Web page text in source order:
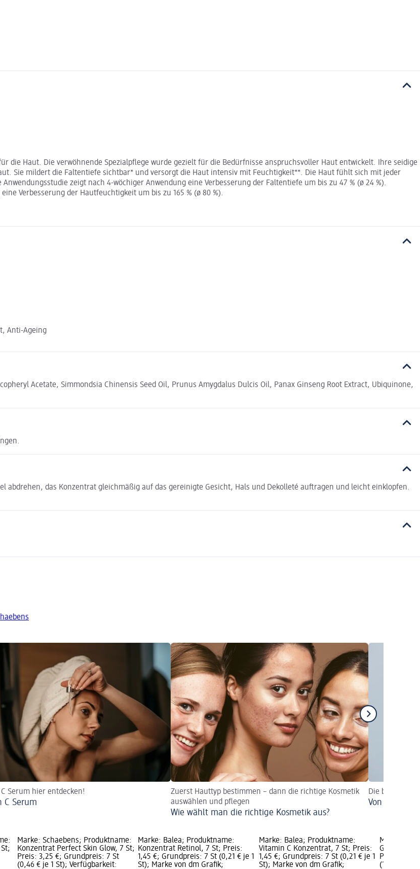
die Haut. Die verwöhnende Spezialpflege wurde gezielt für die Bedürfnisse anspruchsvoller Haut entwickelt. Ihre seidige
Sie mildert die Faltentiefe sichtbar* und versorgt die Haut intensiv mit Feuchtigkeit**. Die Haut fühlt sich mit jeder
zeigt nach 4-wöchiger Anwendung eine Verbesserung der Faltentiefe um bis zu 47 % (ø 24 %).
Verbesserung der Hautfeuchtigkeit um bis zu 165 % (ø 80 %).
Anti-Ageing
Acetate, Simmondsia Chinensis Seed Oil, Prunus Amygdalus Dulcis Oil, Panax Ginseng Root Extract, Ubiquinone,
abdrehen, das Konzentrat gleichmäßig auf das gereinigte Gesicht, Hals und Dekolleté auftragen und leicht einklopfen.
Serum hier entdecken!
C Serum
Zuerst Hauttyp bestimmen – dann die richtige Kosmetik
auswählen und pflegen
Wie wählt man die richtige Kosmetik aus?
Die besten
Von Kopf
Marke: Schaebens; Produktname:
Konzentrat Perfect Skin Glow, 7 St;
Preis: 3,25 €; Grundpreis: 7 St
(0,46 € je 1 St); Verfügbarkeit:
Marke: Balea; Produktname:
Konzentrat Retinol, 7 St; Preis:
1,45 €; Grundpreis: 7 St (0,21 € je 1
St); Marke von dm Grafik;
Marke: Balea; Produktname:
Vitamin C Konzentrat, 7 St; Preis:
1,45 €; Grundpreis: 7 St (0,21 € je 1
St); Marke von dm Grafik;
Marke:
Gesichtsöl
Preis: 3,95
(13,17 € je